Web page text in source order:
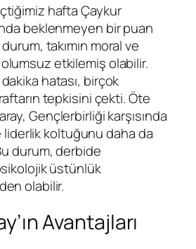
hafta Çaykur
beklenmeyen bir puan
takımın moral ve
etkilemiş olabilir.
hatası, birçok
tepkisini çekti. Öte
Gençlerbirliği karşısında
liderlik koltuğunu daha da
durum, derbide
üstünlük
olabilir.
Avantajları